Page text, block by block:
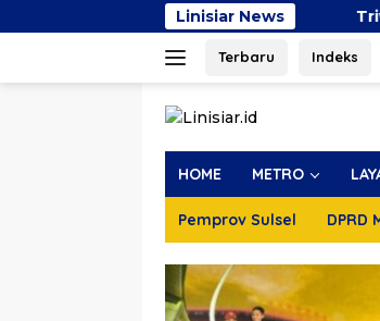
ke
Linisiar NewsTriwulan II
Terbaru Indeks
HOME METRO
Pemprov Sulsel DPRD